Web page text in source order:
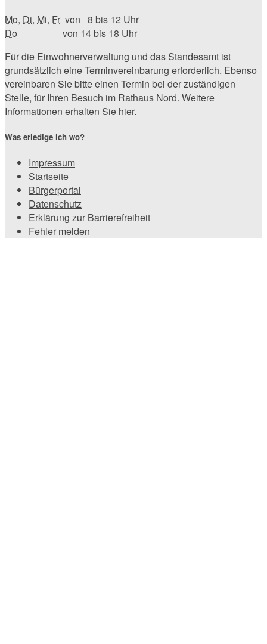
Mo, Di, Mi, Fr von 8 bis 12 Uhr
Do von 14 bis 18 Uhr
Für die Einwohnerverwaltung und das Standesamt ist
grundsätzlich eine Terminvereinbarung erforderlich. Ebenso
vereinbaren Sie bitte einen Termin bei der zuständigen
Stelle, für Ihren Besuch im Rathaus Nord. Weitere
Informationen erhalten Sie hier.
Was erledige ich wo?
Impressum
Startseite
Bürgerportal
Datenschutz
Erklärung zur Barrierefreiheit
Fehler melden